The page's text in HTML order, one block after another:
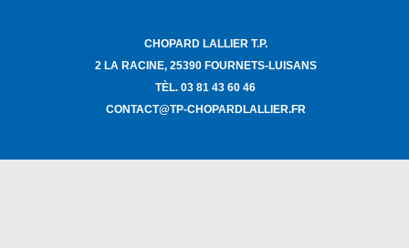
CHOPARD LALLIER T.P.
2 LA RACINE, 25390 FOURNETS-LUISANS
TÈL. 03 81 43 60 46
CONTACT@TP-CHOPARDLALLIER.FR